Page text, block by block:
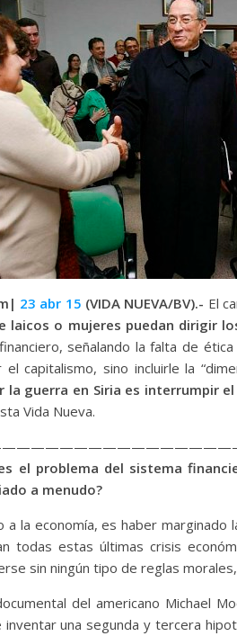
23 abr 15 (VIDA NUEVA/BV).- El
laicos o mujeres puedan dirigir
señalando la falta de
el capitalismo, sino incluirle la
la guerra en Siria es interrumpir
Vida Nueva.
el problema del sistema
a menudo?
a la economía, es haber marginado
todas estas últimas crisis
sin ningún tipo de reglas
del americano Michael
inventar una segunda y tercera